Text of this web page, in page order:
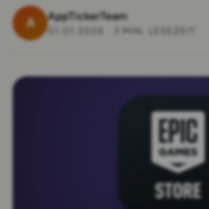
A AppTickerTeam
01.01.2026